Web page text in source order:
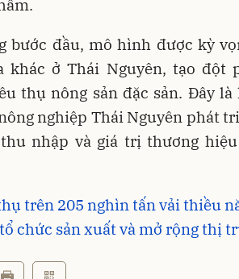
bước đầu, mô hình được kỳ
khác ở Thái Nguyên, tạo đột
thụ nông sản đặc sản. Đây
nghiệp Thái Nguyên phát
nhập và giá trị thương
trên 205 nghìn tấn vải thiều
chức sản xuất và mở rộng thị